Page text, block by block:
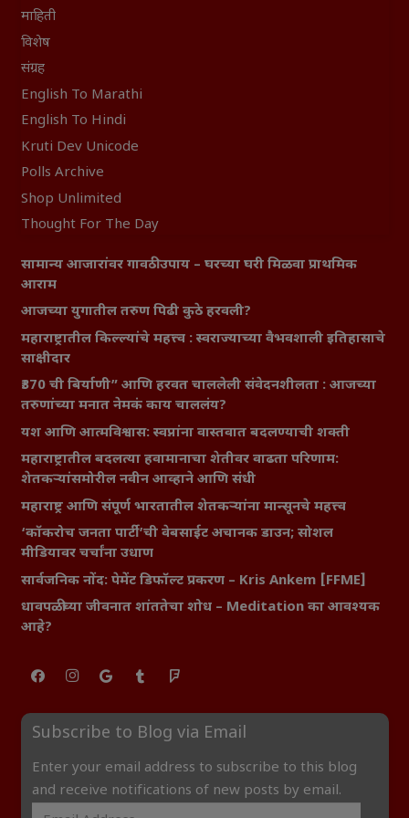
माहिती
विशेष
संग्रह
English To Marathi
English To Hindi
Kruti Dev Unicode
Polls Archive
Shop Unlimited
Thought For The Day
सामान्य आजारांवर गावठी उपाय – घरच्या घरी मिळवा प्राथमिक
आराम
आजच्या युगातील तरुण पिढी कुठे हरवली?
महाराष्ट्रातील किल्ल्यांचे महत्त्व : स्वराज्याच्या वैभवशाली इतिहासाचे
साक्षीदार
₹370 ची बिर्याणी” आणि हरवत चाललेली संवेदनशीलता : आजच्या
तरुणांच्या मनात नेमकं काय चाललंय?
यश आणि आत्मविश्वास: स्वप्नांना वास्तवात बदलण्याची शक्ती
महाराष्ट्रातील बदलत्या हवामानाचा शेतीवर वाढता परिणाम:
शेतकऱ्यांसमोरील नवीन आव्हाने आणि संधी
महाराष्ट्र आणि संपूर्ण भारतातील शेतकऱ्यांना मान्सूनचे महत्त्व
‘कॉकरोच जनता पार्टी’ची वेबसाईट अचानक डाउन; सोशल
मीडियावर चर्चांना उधाण
सार्वजनिक नोंद: पेमेंट डिफॉल्ट प्रकरण – Kris Ankem [FFME]
धावपळीच्या जीवनात शांततेचा शोध – Meditation का आवश्यक
आहे?
Subscribe to Blog via Email
Enter your email address to subscribe to this blog
and receive notifications of new posts by email.